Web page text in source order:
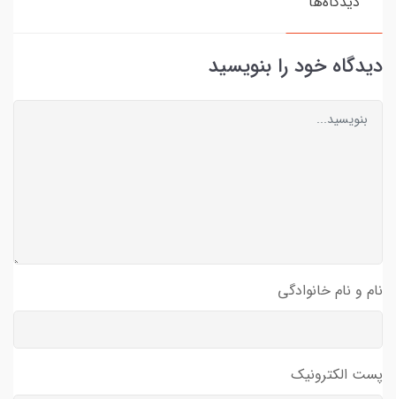
دیدگاه خود را بنویسید
نام و نام خانوادگی
پست الکترونیک